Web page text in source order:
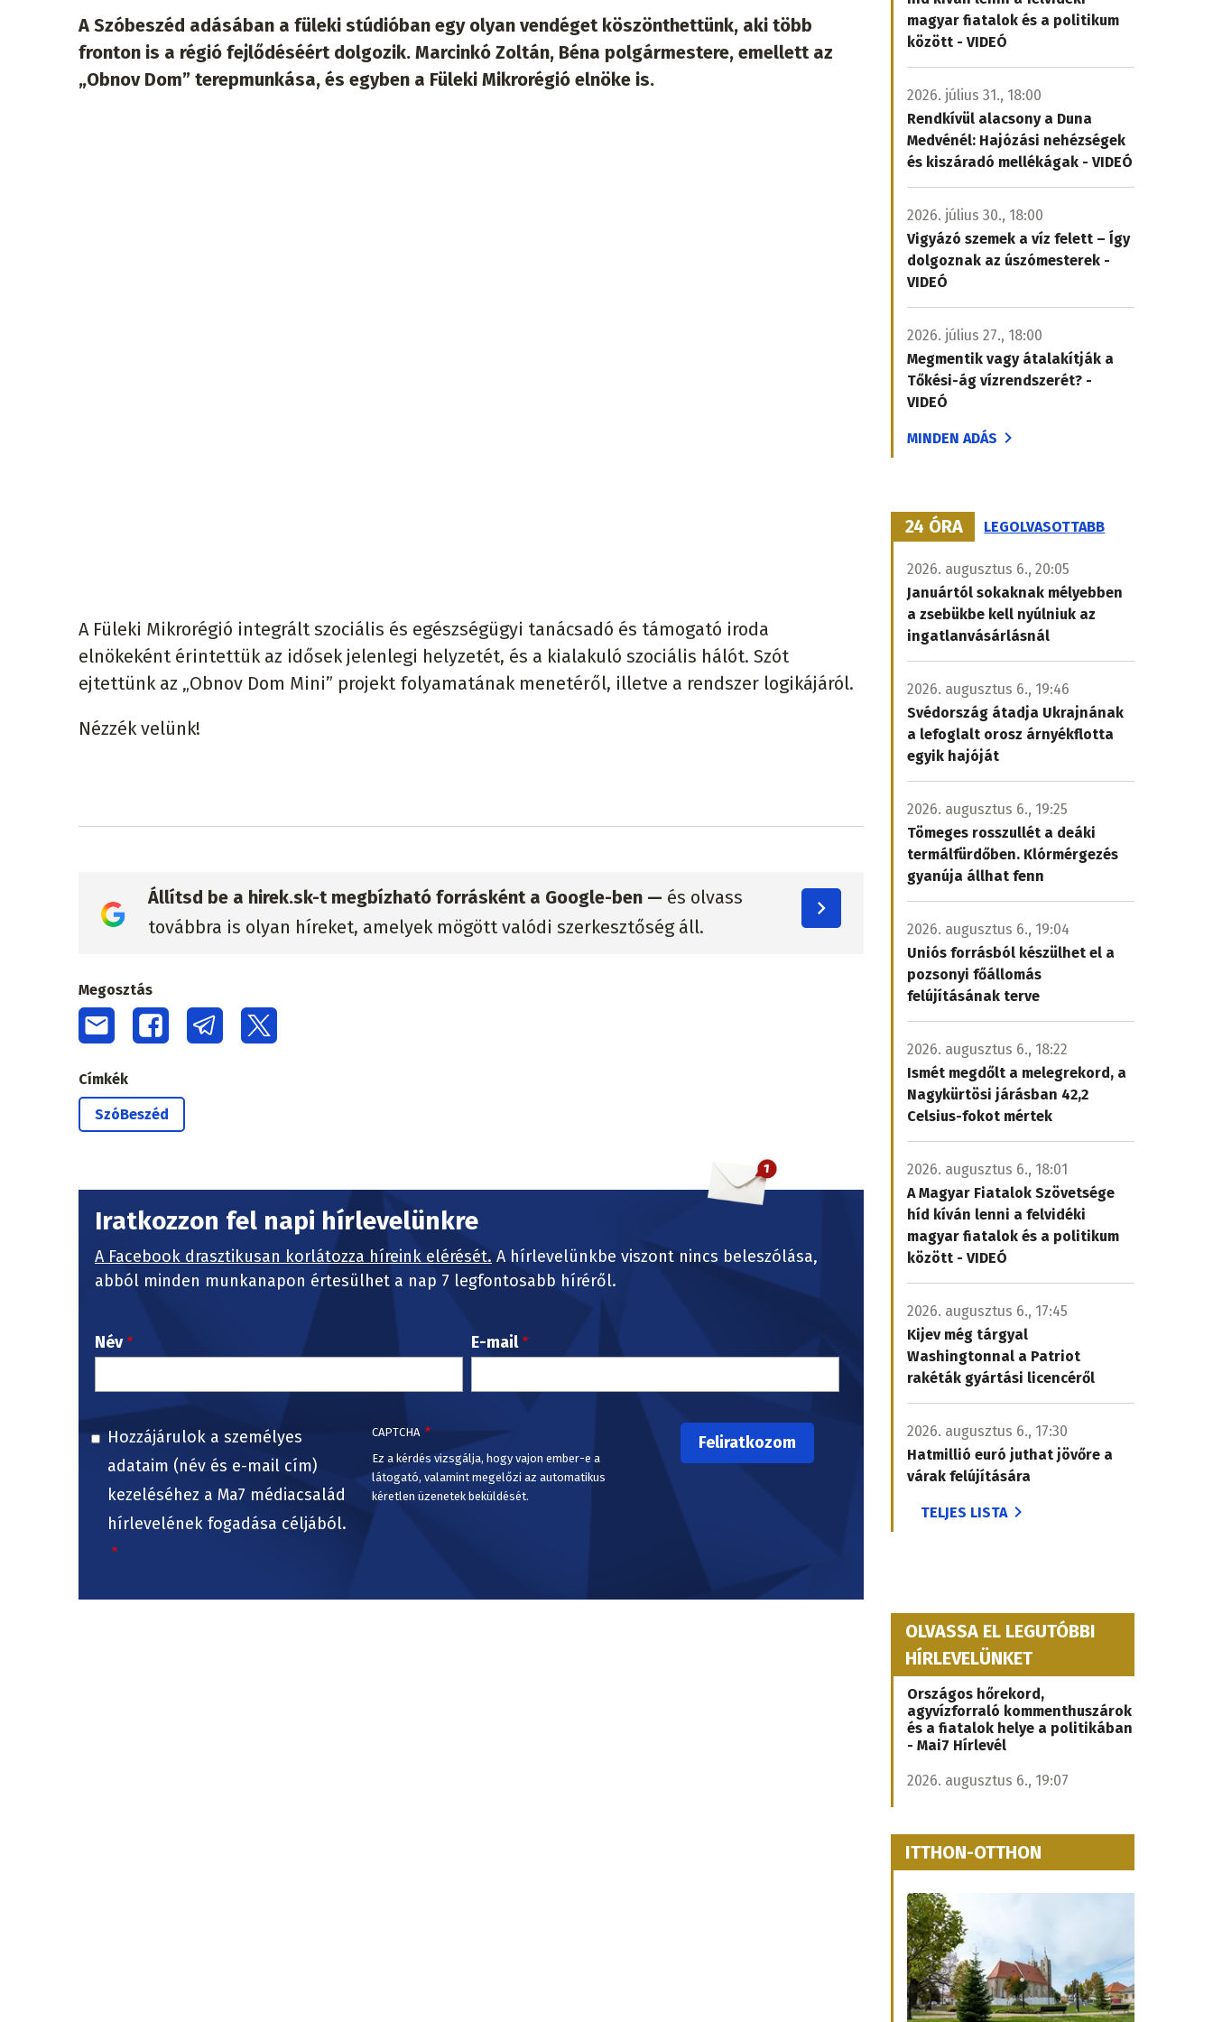
A Szóbeszéd adásában a füleki stúdióban egy olyan vendéget köszönthettünk, aki több
fronton is a régió fejlődéséért dolgozik. Marcinkó Zoltán, Béna polgármestere, emellett az
„Obnov Dom” terepmunkása, és egyben a Füleki Mikrorégió elnöke is.
A Füleki Mikrorégió integrált szociális és egészségügyi tanácsadó és támogató iroda
elnökeként érintettük az idősek jelenlegi helyzetét, és a kialakuló szociális hálót. Szót
ejtettünk az „Obnov Dom Mini” projekt folyamatának menetéről, illetve a rendszer logikájáról.
Nézzék velünk!
Állítsd be a hirek.sk-t megbízható forrásként a Google-ben — és olvass
továbbra is olyan híreket, amelyek mögött valódi szerkesztőség áll.
Megosztás
Címkék
SzóBeszéd
Iratkozzon fel napi hírlevelünkre
A Facebook drasztikusan korlátozza híreink elérését. A hírlevelünkbe viszont nincs beleszólása,
abból minden munkanapon értesülhet a nap 7 legfontosabb híréről.
Név E-mail
Hozzájárulok a személyes
adataim (név és e-mail cím)
kezeléséhez a Ma7 médiacsalád
hírlevelének fogadása céljából.
CAPTCHA
Ez a kérdés vizsgálja, hogy vajon ember-e a
látogató, valamint megelőzi az automatikus
kéretlen üzenetek beküldését.
magyar fiatalok és a politikum
között - VIDEÓ
2026. július 31., 18:00
Rendkívül alacsony a Duna
Medvénél: Hajózási nehézségek
és kiszáradó mellékágak - VIDEÓ
2026. július 30., 18:00
Vigyázó szemek a víz felett – Így
dolgoznak az úszómesterek -
VIDEÓ
2026. július 27., 18:00
Megmentik vagy átalakítják a
Tőkési-ág vízrendszerét? -
VIDEÓ
MINDEN ADÁS
24 ÓRA LEGOLVASOTTABB
2026. augusztus 6., 20:05
Januártól sokaknak mélyebben
a zsebükbe kell nyúlniuk az
ingatlanvásárlásnál
2026. augusztus 6., 19:46
Svédország átadja Ukrajnának
a lefoglalt orosz árnyékflotta
egyik hajóját
2026. augusztus 6., 19:25
Tömeges rosszullét a deáki
termálfürdőben. Klórmérgezés
gyanúja állhat fenn
2026. augusztus 6., 19:04
Uniós forrásból készülhet el a
pozsonyi főállomás
felújításának terve
2026. augusztus 6., 18:22
Ismét megdőlt a melegrekord, a
Nagykürtösi járásban 42,2
Celsius-fokot mértek
2026. augusztus 6., 18:01
A Magyar Fiatalok Szövetsége
híd kíván lenni a felvidéki
magyar fiatalok és a politikum
között - VIDEÓ
2026. augusztus 6., 17:45
Kijev még tárgyal
Washingtonnal a Patriot
rakéták gyártási licencéről
2026. augusztus 6., 17:30
Hatmillió euró juthat jövőre a
várak felújítására
TELJES LISTA
OLVASSA EL LEGUTÓBBI
HÍRLEVELÜNKET
Országos hőrekord,
agyvízforraló kommenthuszárok
és a fiatalok helye a politikában
- Mai7 Hírlevél
2026. augusztus 6., 19:07
ITTHON-OTTHON